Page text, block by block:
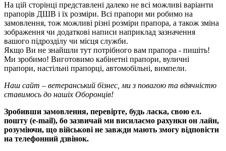
На цій сторінці представлені далеко не всі можливі варіанти
прапорів ДШВ і їх розміри. Всі прапори ми робимо на
замовлення, тож можливі різні розміри прапора, а також зміна
зображення чи додаткові написи наприклад зазначення
вашого підрозділу чи місця служби.
Якщо Ви не знайшли тут потрібного вам прапора - пишіть!
Ми зробимо! Виготовимо кабінетні прапори, вуличні
прапори, настільні прапорці, автомобільні, вимпели.
Наш сайт – ветеранський бізнес, ми з повагою та вдячністю
ставимось до нашіх Оборонців!
Зробивши замовлення, перевірте, будь ласка, свою ел.
пошту (e-mail), бо зазвичай ми висилаємо рахунки он лайн,
розуміючи, що військові не завжди мають змогу відповісти
на телефонний дзвінок.